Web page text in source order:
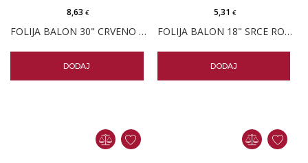
FOLIJA BALON 30" CRVENO SRCE PK
8,63€
DODAJ
FOLIJA BALON 18" SRCE ROSE GOLD PK
5,31 €
DODAJ